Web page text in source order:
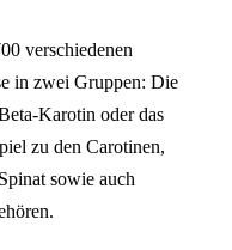
verschiedenen
in zwei Gruppen: Die
Karotin oder das
zu den Carotinen,
sowie auch